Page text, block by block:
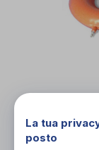
La tua
posto